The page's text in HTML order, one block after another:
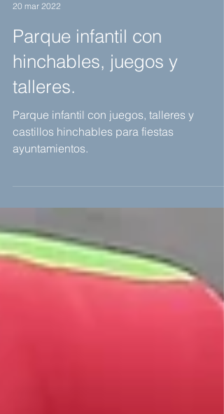
20 mar 2022
Parque infantil con
hinchables, juegos y
talleres.
Parque infantil con juegos, talleres y
castillos hinchables para fiestas